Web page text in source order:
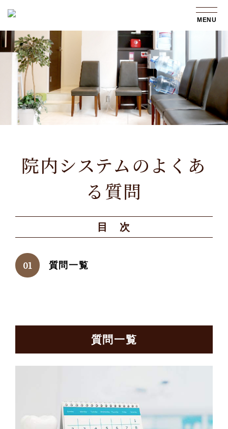
院内システムのよくあ
る質問
目 次
質問一覧
質問一覧
MENU